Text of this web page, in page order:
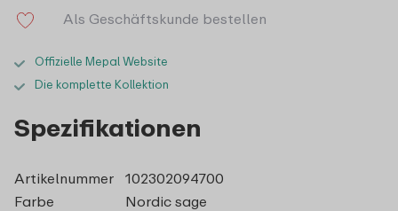
Als Geschäftskunde bestellen
Offizielle Mepal Website
Die komplette Kollektion
Spezifikationen
Artikelnummer
102302094700
Farbe
Nordic sage